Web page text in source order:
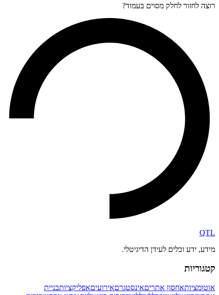
רוצה לחזור לחלק מסוים בעמוד?
QTL
מידע, ידע וכלים לעידן הדיגיטלי.
קטגוריות
אוטומציותאחסון אתריםאינסטגרםאירועיםאפליקציותבניית